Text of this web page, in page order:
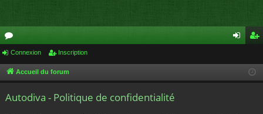
or
u cri
Connexion Inscription
Accueil du forum
Autodiva - Politique de confidentialité